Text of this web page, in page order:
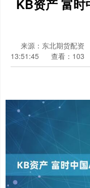
KB资产 富时
来源：东北期货配资
13:51:45
查看：103